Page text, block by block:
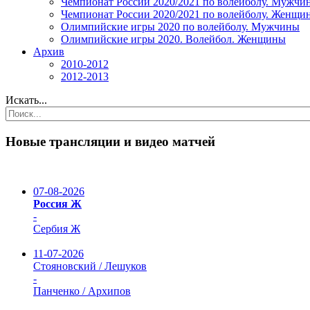
Чемпионат России 2020/2021 по волейболу.
Олимпийские игры 2020 по волейболу. Мужчины
Олимпийские игры 2020. Волейбол. Женщины
Архив
2010-2012
2012-2013
Искать...
Новые трансляции и видео матчей
07-08-2026
Россия Ж
-
Сербия Ж
11-07-2026
Стояновский / Лешуков
-
Панченко / Архипов